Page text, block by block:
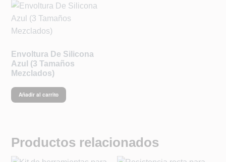
Envoltura De Silicona
Azul (3 Tamaños
Mezclados)
Añadir al carrito
Productos relacionados